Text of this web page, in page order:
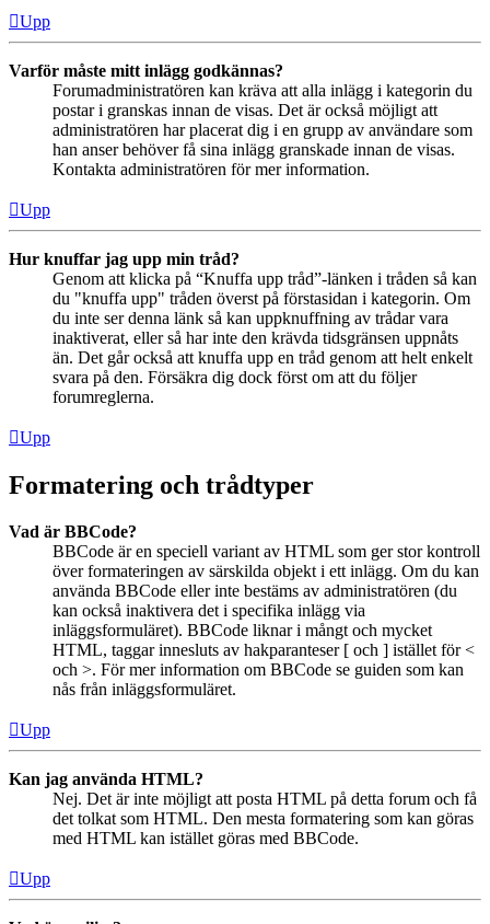
Upp
Varför måste mitt inlägg godkännas?
Forumadministratören kan kräva att alla inlägg i kategorin du
postar i granskas innan de visas. Det är också möjligt att
administratören har placerat dig i en grupp av användare som
han anser behöver få sina inlägg granskade innan de visas.
Kontakta administratören för mer information.
Upp
Hur knuffar jag upp min tråd?
Genom att klicka på “Knuffa upp tråd”-länken i tråden så kan
du "knuffa upp" tråden överst på förstasidan i kategorin. Om
du inte ser denna länk så kan uppknuffning av trådar vara
inaktiverat, eller så har inte den krävda tidsgränsen uppnåts
än. Det går också att knuffa upp en tråd genom att helt enkelt
svara på den. Försäkra dig dock först om att du följer
forumreglerna.
Upp
Formatering och trådtyper
Vad är BBCode?
BBCode är en speciell variant av HTML som ger stor kontroll
över formateringen av särskilda objekt i ett inlägg. Om du kan
använda BBCode eller inte bestäms av administratören (du
kan också inaktivera det i specifika inlägg via
inläggsformuläret). BBCode liknar i mångt och mycket
HTML, taggar innesluts av hakparanteser [ och ] istället för <
och >. För mer information om BBCode se guiden som kan
nås från inläggsformuläret.
Upp
Kan jag använda HTML?
Nej. Det är inte möjligt att posta HTML på detta forum och få
det tolkat som HTML. Den mesta formatering som kan göras
med HTML kan istället göras med BBCode.
Upp